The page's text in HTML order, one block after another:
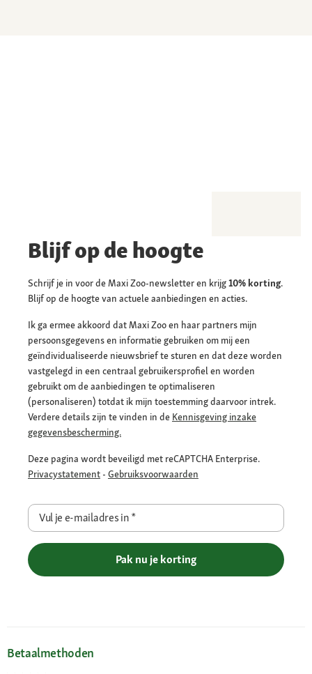
Blijf op de hoogte
Schrijf je in voor de Maxi Zoo-newsletter en krijg10% korting.
Blijf op de hoogte van actuele aanbiedingen en acties.
Ik ga ermee akkoord dat Maxi Zoo en haar partners mijn
persoonsgegevens en informatie gebruiken om mij een
geïndividualiseerde nieuwsbrief te sturen en dat deze worden
vastgelegd in een centraal gebruikersprofiel en worden
gebruikt om de aanbiedingen te optimaliseren
(personaliseren) totdat ik mijn toestemming daarvoor intrek.
Verdere details zijn te vinden in de Kennisgeving inzake
gegevensbescherming.
Deze pagina wordt beveiligd met reCAPTCHA Enterprise.
Privacystatement - Gebruiksvoorwaarden
Vul je e-mailadres in*
Pak nu je korting
Betaalmethoden